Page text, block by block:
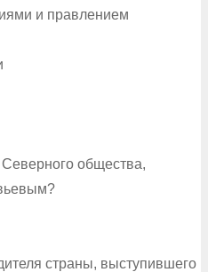
и правлением
общества,
страны, выступившего